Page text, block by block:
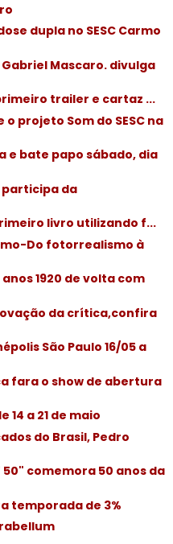
dupla no SESC Carmo
Gabriel Mascaro. divulga
trailer e cartaz ...
projeto Som do SESC na
e bate papo sábado, dia
participa da
livro utilizando f...
Do fotorrealismo à
1920 de volta com
da crítica,confira
São Paulo 16/05 a
fara o show de abertura
a 21 de maio
do Brasil, Pedro
comemora 50 anos da
temporada de 3%